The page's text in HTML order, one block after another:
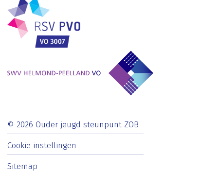
© 2026 Ouder jeugd steunpunt ZOB
Cookie instellingen
Sitemap